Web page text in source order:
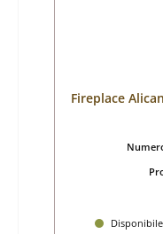
Fireplace